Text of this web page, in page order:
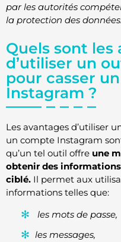
par les autorités
la protection des données.
Quels sont les
d’utiliser un
pour casser
Instagram ?
Les avantages d’utiliser
un compte Instagram
qu’un tel outil offre une
obtenir des
ciblé. Il permet aux
informations telles que:
les mots de passe,
les messages,